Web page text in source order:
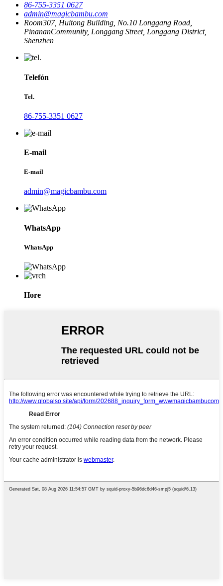
86-755-3351 0627
admin@magicbambu.com
Room307, Huitong Building, No.10 Longgang Road,
PinananCommunity, Longgang Street, Longgang District,
Shenzhen
Telefón
Tel.
86-755-3351 0627
E-mail
E-mail
admin@magicbambu.com
WhatsApp
WhatsApp
Hore